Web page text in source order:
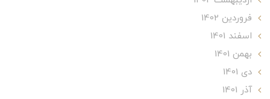
فروردین 1402
اسفند 1401
بهمن 1401
دی 1401
آذر 1401